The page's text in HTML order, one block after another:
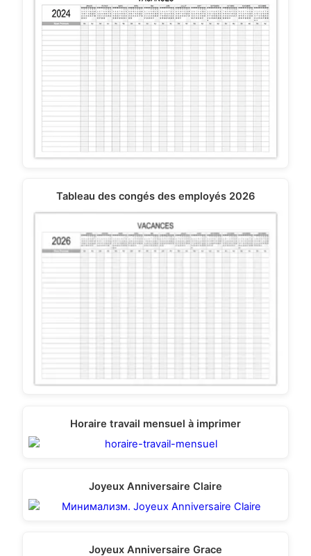
Tableau des congés des employés 2026
Horaire travail mensuel à imprimer
Joyeux Anniversaire Claire
Joyeux Anniversaire Grace